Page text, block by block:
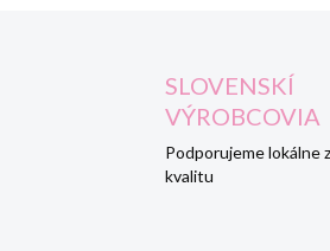
SLOVENSKÍ
VÝROBCOVIA
Podporujeme lokálne
kvalitu